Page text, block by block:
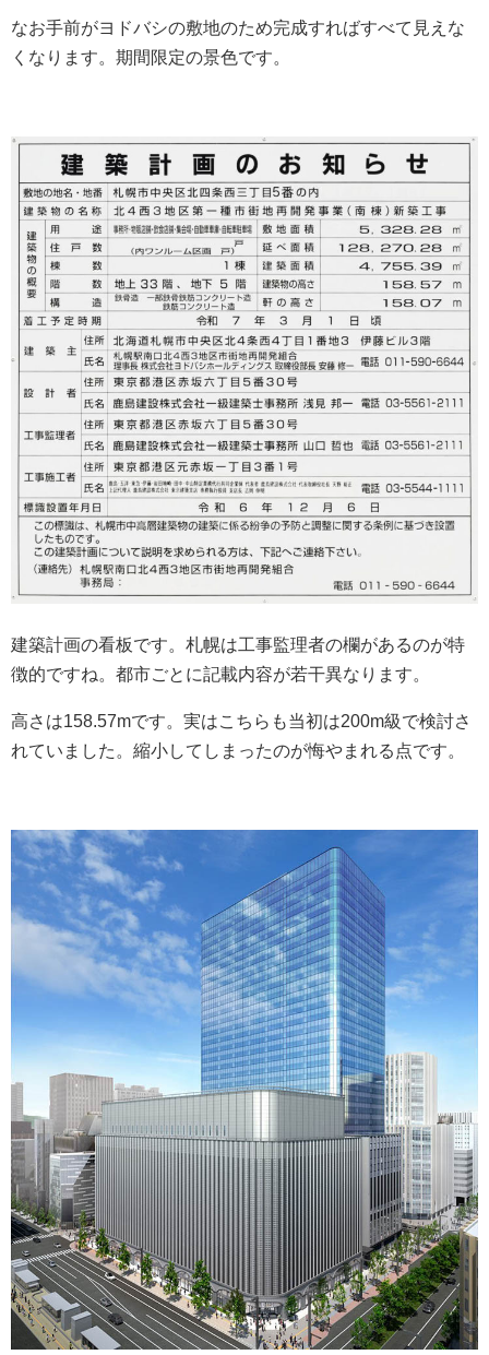
なお手前がヨドバシの敷地のため完成すればすべて見えな
くなります。期間限定の景色です。
建築計画の看板です。札幌は工事監理者の欄があるのが特
徴的ですね。都市ごとに記載内容が若干異なります。
高さは158.57mです。実はこちらも当初は200m級で検討さ
れていました。縮小してしまったのが悔やまれる点です。